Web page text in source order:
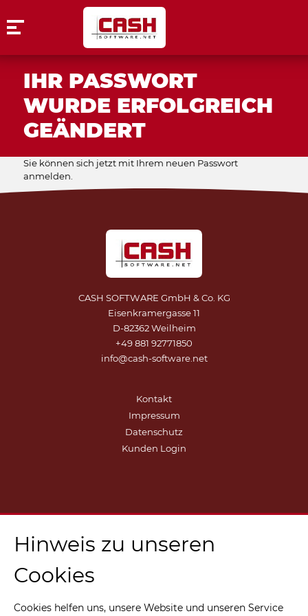
IHR PASSWORT
WURDE ERFOLGREICH
GEÄNDERT
Sie können sich jetzt mit Ihrem neuen Passwort
anmelden.
CASH SOFTWARE GmbH & Co. KG
Eisenkramergasse 11
D-82362 Weilheim
+49 881 92771850
info@cash-software.net
Kontakt
Impressum
Datenschutz
Kunden Login
Hinweis zu unseren
Cookies
Cookies helfen uns, unsere Website und unseren Service